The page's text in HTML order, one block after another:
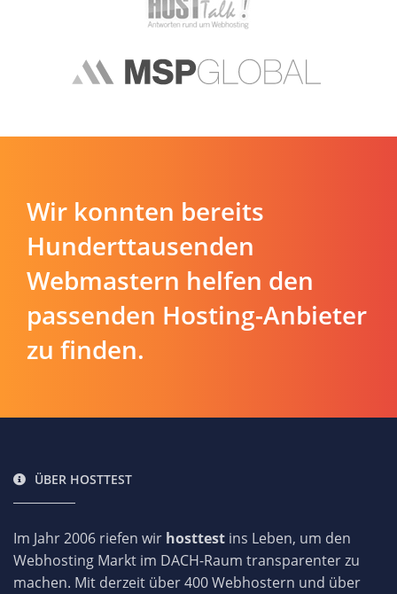
Wir konnten bereits
Hunderttausenden
Webmastern helfen den
passenden Hosting-Anbieter
zu finden.
ÜBER HOSTTEST
Im Jahr 2006 riefen wir hosttest ins Leben, um den
Webhosting Markt im DACH-Raum transparenter zu
machen. Mit derzeit über 400 Webhostern und über